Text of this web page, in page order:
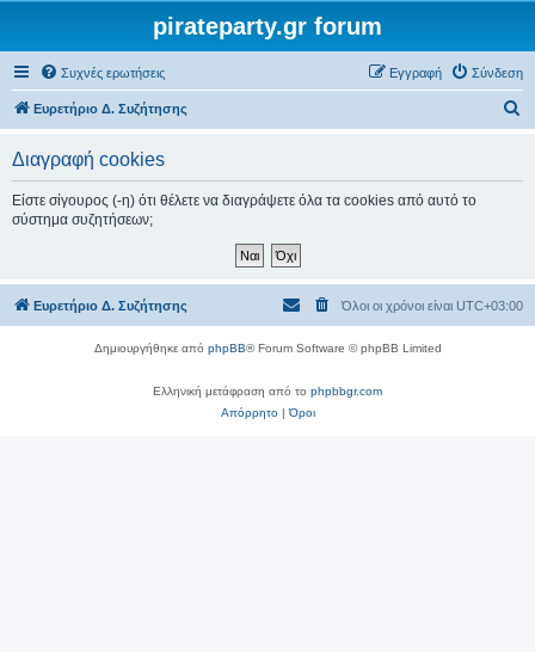
pirateparty.gr forum
Συχνές ερωτήσεις Σύνδεση
Εγγραφή
Ευρετήριο Δ. Συζήτησης
σ
Διαγραφή cookies
Είστε σίγουρος (-η) ότι θέλετε να διαγράψετε όλα τα cookies από αυτό το
σύστημα συζητήσεων;
Ευρετήριο Δ. Συζήτησης Όλοι οι χρόνοι είναι UTC+03:00
Δημιουργήθηκε από phpBB® Forum Software © phpBB Limited
Ελληνική μετάφραση από το phpbbgr.com
Απόρρητο|Όροι